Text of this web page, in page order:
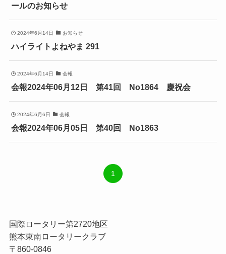
ールのお知らせ
2024年6月14日 お知らせ
ハイライトよねやま 291
2024年6月14日 会報
会報2024年06月12日 第41回 No1864 慶祝会
2024年6月6日 会報
会報2024年06月05日 第40回 No1863
1
国際ロータリー第2720地区
熊本東南ロータリークラブ
〒860-0846